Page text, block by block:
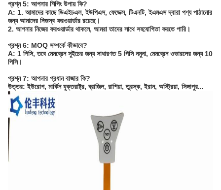
প্রশ্ন 5: আপনার শিপিং উপায় কি?
A: 1. আমাদের কাছে ডিএইচএল, ইউপিএস, ফেডেক্স, টিএনটি, ইএমএস দ্বারা পণ্য পাঠানোর
জন্য আমাদের নিজস্ব ফরওয়ার্ডার রয়েছে।
2. আপনার নিজের ফরওয়ার্ডার থাকলে, আমরা তাদের সাথে সহযোগিতা করতে পারি।
প্রশ্ন 6: MOQ সম্পর্কে কীভাবে?
A: 1 পিসি, তবে মেমব্রেন সুইচের জন্য সাধারণত 5 পিসি নমুনা, মেমব্রেন ওভারলের জন্য 10
পিসি।
প্রশ্ন 7: আপনার প্রধান বাজার কি?
উত্তর: ইউরোপ, মার্কিন যুক্তরাষ্ট্র, ব্রাজিল, রাশিয়া, তুরস্ক, ইরান, অস্ট্রিয়া, সিঙ্গাপুর...